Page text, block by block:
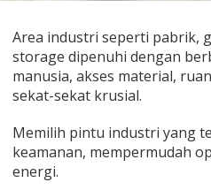
k
L
e
v
e
e
r
Area industri seperti pabrik,
storage dipenuhi dengan
manusia, akses material,
sekat-sekat krusial.
Memilih pintu industri yang
keamanan, mempermudah
energi.
RI Harus
Lawan
Organisasi,
Wujudkan
Mahasiswa
Malahayati
Spray Pengusir
Di Layanan Publik,
Pemerintahan
| Juli